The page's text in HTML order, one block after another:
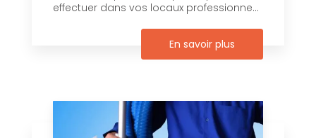
effectuer dans vos locaux professionne...
En savoir plus